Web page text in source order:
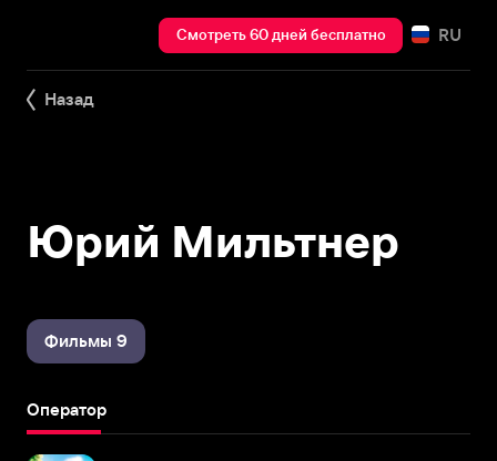
Смотреть 60 дней бесплатно RU
Назад
Юрий Мильтнер
Фильмы 9
Оператор